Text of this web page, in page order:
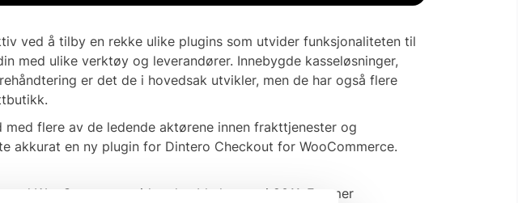
ved å tilby en rekke ulike plugins som utvider funksjonaliteten til
med ulike verktøy og leverandører. Innebygde kasseløsninger,
er det de i hovedsak utvikler, men de har også flere
flere av de ledende aktørene innen frakttjenester og
akkurat en ny plugin for Dintero Checkout for WooCommerce.
WooCommerce siden den ble lansert i 2011. For mer